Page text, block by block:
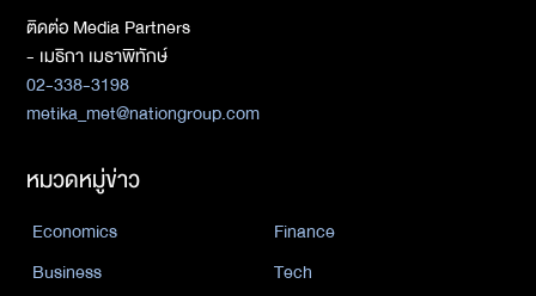
ติดต่อ Media Partners
- เมธิกา เมธาพิทักษ์
02-338-3198
metika_met@nationgroup.com
หมวดหมู่ข่าว
Economics
Finance
Business
Tech